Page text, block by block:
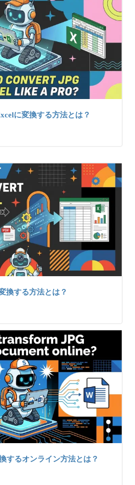
に変換する方法とは？
換する方法とは？
するオンライン方法とは？